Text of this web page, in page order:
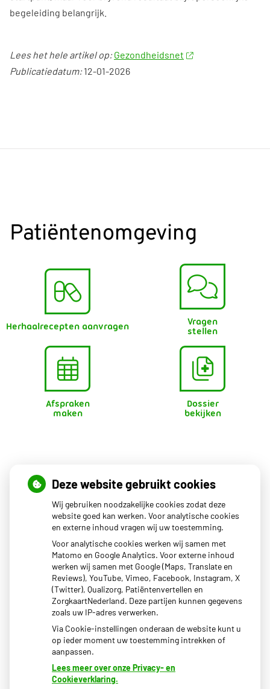
begeleiding belangrijk.
Lees het hele artikel op: Gezondheidsnet
Publicatiedatum:12-01-2026
Patiëntenomgeving
Herhaalrecepten aanvragen
Vragen
stellen
Afspraken
maken
Dossier
bekijken
Openingstijden
08.00 - 17.00
08.00 - 17.00
Woensdag 08.00 - 17.00
Donderdag08.00 - 17.00
08.00 - 17.00
Het uitgiftepunt Beekbergen (voor uw medicijnen) van
BENU apotheek Dokzuid is geopend van 14:00-17:00.
Deze website gebruikt cookies
Wij gebruiken noodzakelijke cookies zodat deze
website goed kan werken. Voor analytische cookies
en externe inhoud vragen wij uw toestemming.
Voor analytische cookies werken wij samen met
Matomo en Google Analytics. Voor externe inhoud
werken wij samen met Google (Maps, Translate en
Reviews), YouTube, Vimeo, Facebook, Instagram, X
(Twitter), Qualizorg, Patiëntenvertellen en
ZorgkaartNederland. Deze partijen kunnen gegevens
zoals uw IP-adres verwerken.
Via Cookie-instellingen onderaan de website kunt u
op ieder moment uw toestemming intrekken of
aanpassen.
Lees meer over onze Privacy- en
Cookieverklaring.